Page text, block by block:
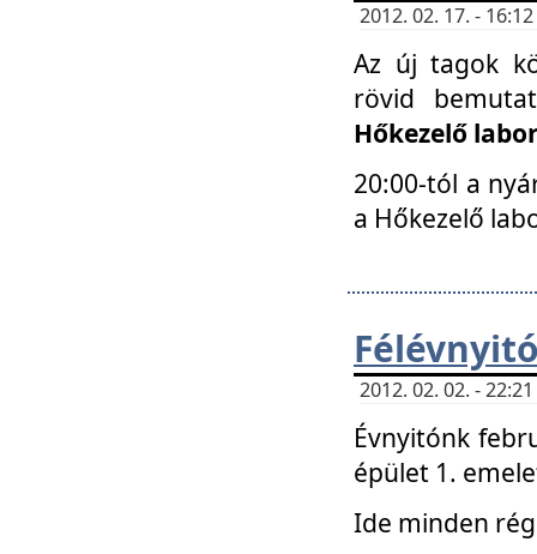
2012. 02. 17. -
Az új tagok
rövid
Hőkezelő
20:00-tól a
a Hőkezelő
2012. 02. 02. -
Évnyitónk
épület 1.
Ide minden